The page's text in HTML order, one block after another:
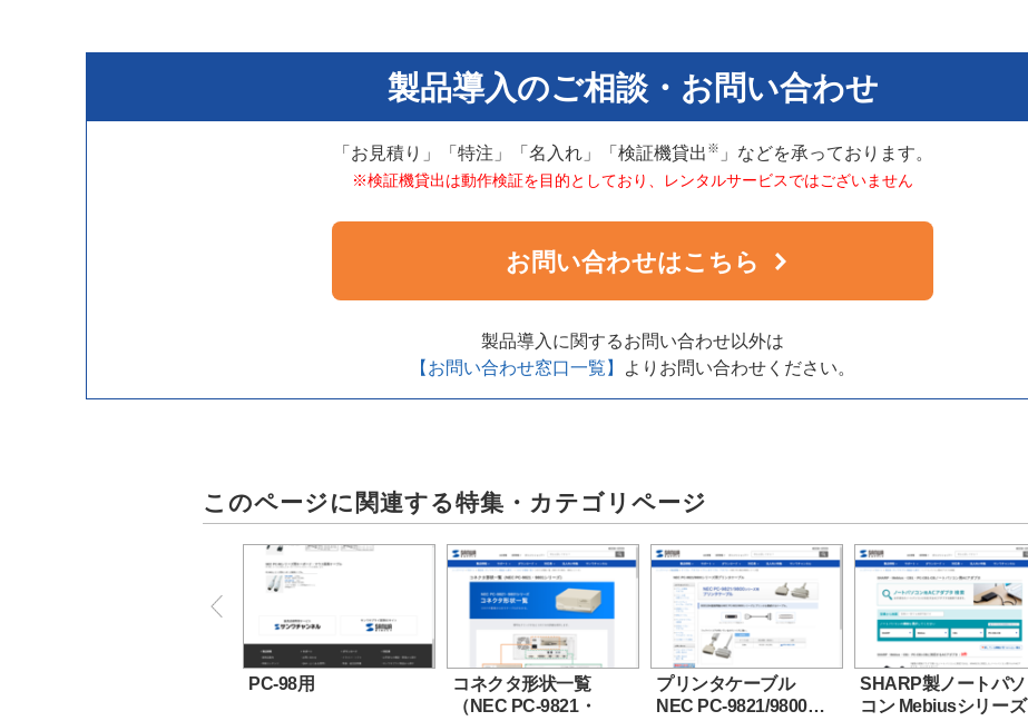
製品導入のご相談・お問い合わせ
「お見積り」「特注」「名入れ」「検証機貸出 ※ 」などを承っております。
※検証機貸出は動作検証を目的としており、レンタルサービスではございません
お問い合わせはこちら
製品導入に関するお問い合わせ以外は
【お問い合わせ窓口一覧】
よりお問い合わせください。
このページに関連する特集・カテゴリページ
PC-98用
コネクタ形状一覧
（NEC PC-9821・
プリンタケーブル
NEC PC-9821/9800…
SHARP製ノートパソ
コン Mebiusシリーズ